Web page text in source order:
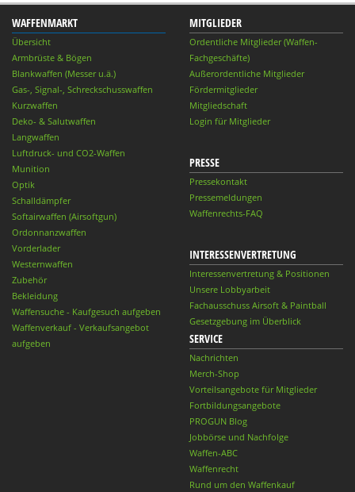
WAFFENMARKT
Übersicht
Armbrüste & Bögen
Blankwaffen (Messer u.ä.)
Gas-, Signal-, Schreckschusswaffen
Kurzwaffen
Deko- & Salutwaffen
Langwaffen
Luftdruck- und CO2-Waffen
Munition
Optik
Schalldämpfer
Softairwaffen (Airsoftgun)
Ordonnanzwaffen
Vorderlader
Westernwaffen
Zubehör
Bekleidung
Waffensuche - Kaufgesuch aufgeben
Waffenverkauf - Verkaufsangebot
aufgeben
MITGLIEDER
Ordentliche Mitglieder (Waffen-
Fachgeschäfte)
Außerordentliche Mitglieder
Fördermitglieder
Mitgliedschaft
Login für Mitglieder
PRESSE
Pressekontakt
Pressemeldungen
Waffenrechts-FAQ
INTERESSENVERTRETUNG
Interessenvertretung & Positionen
Unsere Lobbyarbeit
Fachausschuss Airsoft & Paintball
Gesetzgebung im Überblick
SERVICE
Nachrichten
Merch-Shop
Vorteilsangebote für Mitglieder
Fortbildungsangebote
PROGUN Blog
Jobbörse und Nachfolge
Waffen-ABC
Waffenrecht
Rund um den Waffenkauf